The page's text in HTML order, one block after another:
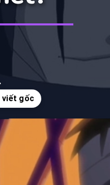
yamato-naruto